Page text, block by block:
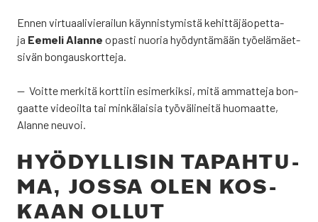
Ennen vir­tu­aa­li­vie­rai­lun käyn­nis­ty­mis­tä kehit­tä­jä­opet­ta­
ja Eeme­li Alan­ne opas­ti nuo­ria hyö­dyn­tä­mään työ­elä­mäet­
si­vän bon­gaus­kort­te­ja.
— Voit­te mer­ki­tä kort­tiin esi­mer­kik­si, mitä ammat­te­ja bon­
gaat­te videoil­ta tai min­kä­lai­sia työ­vä­li­nei­tä huo­maat­te,
Alan­ne neu­voi.
HYÖ­DYL­LI­SIN TAPAH­TU­
MA, JOS­SA OLEN KOS­
KAAN OLLUT